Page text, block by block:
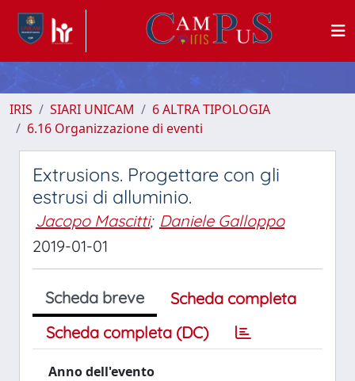
IRIS SIARI UNICAM
6 ALTRA TIPOLOGIA
6.16 Organizzazione di eventi
Extrusions. Progettare con gli
estrusi di alluminio.
Jacopo Mascitti; Daniele Galloppo
2019-01-01
Scheda breve
Scheda completa
Scheda completa (DC)
Anno dell'evento